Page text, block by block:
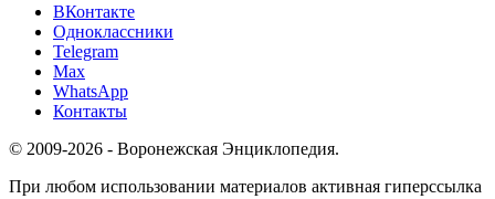
ВКонтакте
Одноклассники
Telegram
Max
WhatsApp
Контакты
© 2009-2026 - Воронежская Энциклопедия.
При любом использовании материалов активная гиперссылка